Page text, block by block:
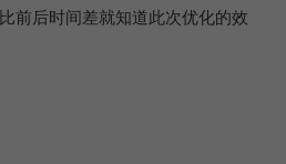
前后时间差就知道此次优化的效